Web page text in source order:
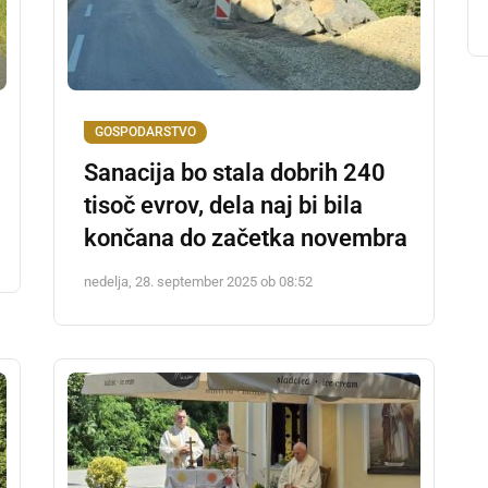
GOSPODARSTVO
Sanacija bo stala dobrih 240
tisoč evrov, dela naj bi bila
končana do začetka novembra
nedelja, 28. september 2025 ob 08:52